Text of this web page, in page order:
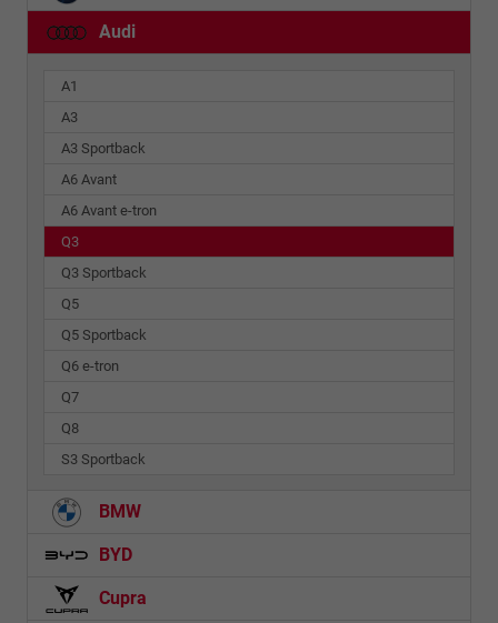
Audi
A1
A3
A3 Sportback
A6 Avant
A6 Avant e-tron
Q3
Q3 Sportback
Q5
Q5 Sportback
Q6 e-tron
Q7
Q8
S3 Sportback
BMW
BYD
Cupra